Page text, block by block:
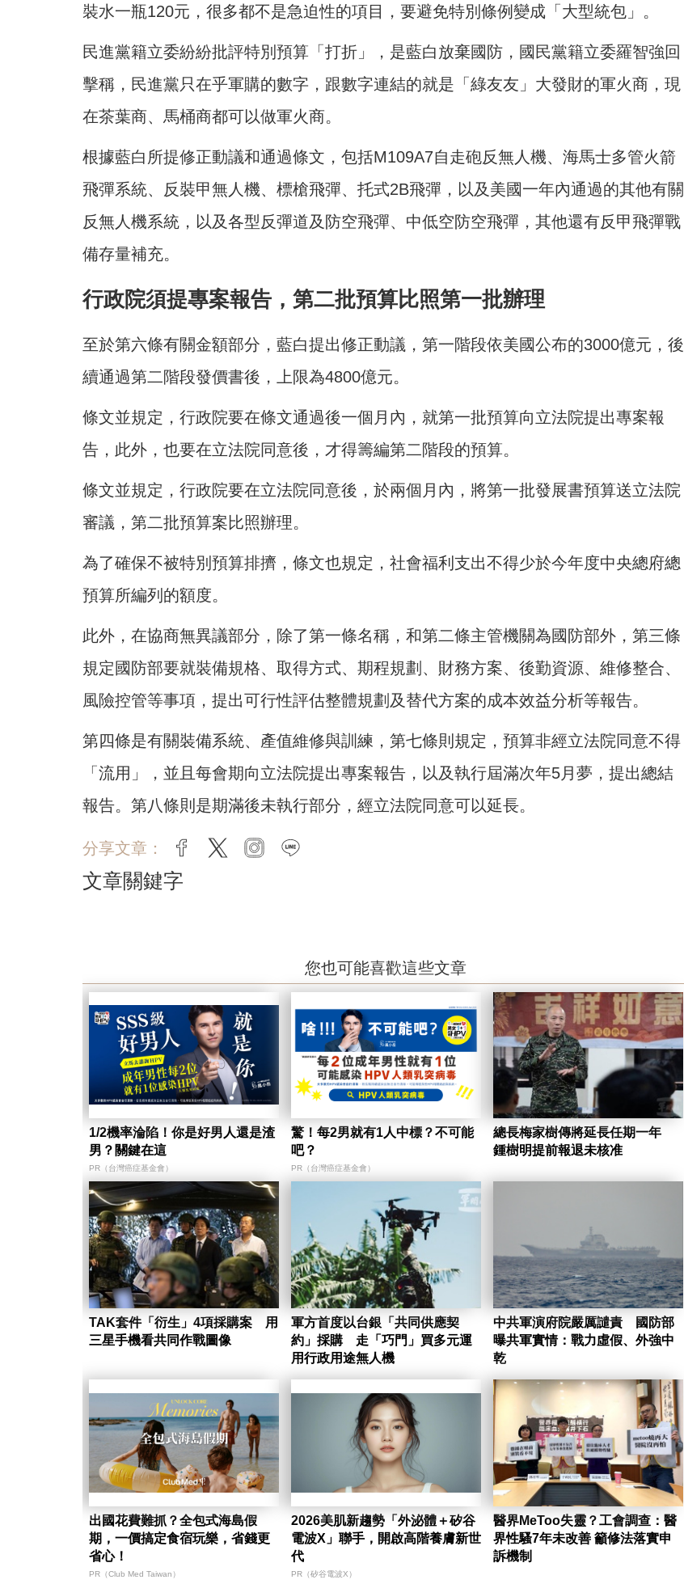
裝水一瓶120元，很多都不是急迫性的項目，要避免特別條例變成「大型統包」。
民進黨籍立委紛紛批評特別預算「打折」，是藍白放棄國防，國民黨籍立委羅智強回
擊稱，民進黨只在乎軍購的數字，跟數字連結的就是「綠友友」大發財的軍火商，現
在茶葉商、馬桶商都可以做軍火商。
根據藍白所提修正動議和通過條文，包括M109A7自走砲反無人機、海馬士多管火箭
飛彈系統、反裝甲無人機、標槍飛彈、托式2B飛彈，以及美國一年內通過的其他有關
反無人機系統，以及各型反彈道及防空飛彈、中低空防空飛彈，其他還有反甲飛彈戰
備存量補充。
行政院須提專案報告，第二批預算比照第一批辦理
至於第六條有關金額部分，藍白提出修正動議，第一階段依美國公布的3000億元，後
續通過第二階段發價書後，上限為4800億元。
條文並規定，行政院要在條文通過後一個月內，就第一批預算向立法院提出專案報
告，此外，也要在立法院同意後，才得籌編第二階段的預算。
條文並規定，行政院要在立法院同意後，於兩個月內，將第一批發展書預算送立法院
審議，第二批預算案比照辦理。
為了確保不被特別預算排擠，條文也規定，社會福利支出不得少於今年度中央總府總
預算所編列的額度。
此外，在協商無異議部分，除了第一條名稱，和第二條主管機關為國防部外，第三條
規定國防部要就裝備規格、取得方式、期程規劃、財務方案、後勤資源、維修整合、
風險控管等事項，提出可行性評估整體規劃及替代方案的成本效益分析等報告。
第四條是有關裝備系統、產值維修與訓練，第七條則規定，預算非經立法院同意不得
「流用」，並且每會期向立法院提出專案報告，以及執行屆滿次年5月夢，提出總結
報告。第八條則是期滿後未執行部分，經立法院同意可以延長。
分享文章： facebook
twitter instagram
文章關鍵字
您也可能喜歡這些文章
1/2機率淪陷！你是好男人還是渣
男？關鍵在這
PR（台灣癌症基金會）
驚！每2男就有1人中標？不可能
吧？
PR（台灣癌症基金會）
總長梅家樹傳將延長任期一年
鍾樹明提前報退未核准
TAK套件「衍生」4項採購案 用
三星手機看共同作戰圖像
軍方首度以台銀「共同供應契
約」採購 走「巧門」買多元運
用行政用途無人機
中共軍演府院嚴厲譴責 國防部
曝共軍實情：戰力虛假、外強中
乾
出國花費難抓？全包式海島假
期，一價搞定食宿玩樂，省錢更
省心！
PR（Club Med Taiwan）
2026美肌新趨勢「外泌體＋矽谷
電波X」聯手，開啟高階養膚新世
代
PR（矽谷電波X）
醫界MeToo失靈？工會調查：醫
界性騷7年未改善 籲修法落實申
訴機制